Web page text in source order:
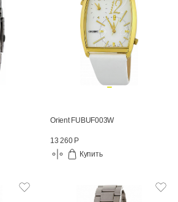
Orient FUBUF003W
13 260 Р
Купить